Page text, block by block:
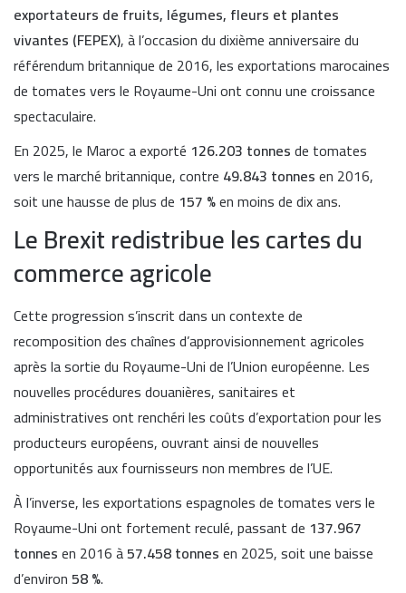
exportateurs de fruits, légumes, fleurs et plantes
vivantes (FEPEX), à l’occasion du dixième anniversaire du
référendum britannique de 2016, les exportations marocaines
de tomates vers le Royaume-Uni ont connu une croissance
spectaculaire.
En 2025, le Maroc a exporté 126.203 tonnesde tomates
vers le marché britannique, contre 49.843 tonnesen 2016,
soit une hausse de plus de 157 %en moins de dix ans.
Le Brexit redistribue les cartes du
commerce agricole
Cette progression s’inscrit dans un contexte de
recomposition des chaînes d’approvisionnement agricoles
après la sortie du Royaume-Uni de l’Union européenne. Les
nouvelles procédures douanières, sanitaires et
administratives ont renchéri les coûts d’exportation pour les
producteurs européens, ouvrant ainsi de nouvelles
opportunités aux fournisseurs non membres de l’UE.
À l’inverse, les exportations espagnoles de tomates vers le
Royaume-Uni ont fortement reculé, passant de 137.967
tonnesen 2016 à57.458 tonnesen 2025, soit une baisse
d’environ58 %.